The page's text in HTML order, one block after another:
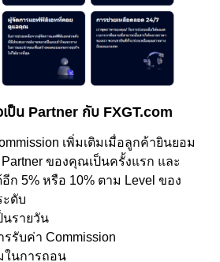
เป็น Partner กับ FXGT.com
เพิ่มเติมเมื่อลูกค้ายินยอม
ของคุณเป็นครั้งแรก และ
ก 5% หรือ 10% ตาม Level ของ
ะดับ
นรายวัน
รับค่า Commission
ในการถอน